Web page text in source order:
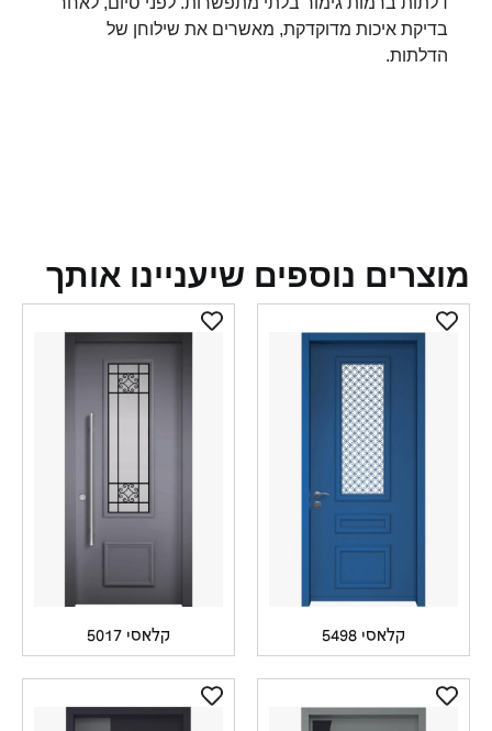
בדיקת איכות מדוקדקת, מאשרים את שילוחן של
הדלתות.
נוספים שיעניינו אותך
קלאסי 5498 קלאסי 5017